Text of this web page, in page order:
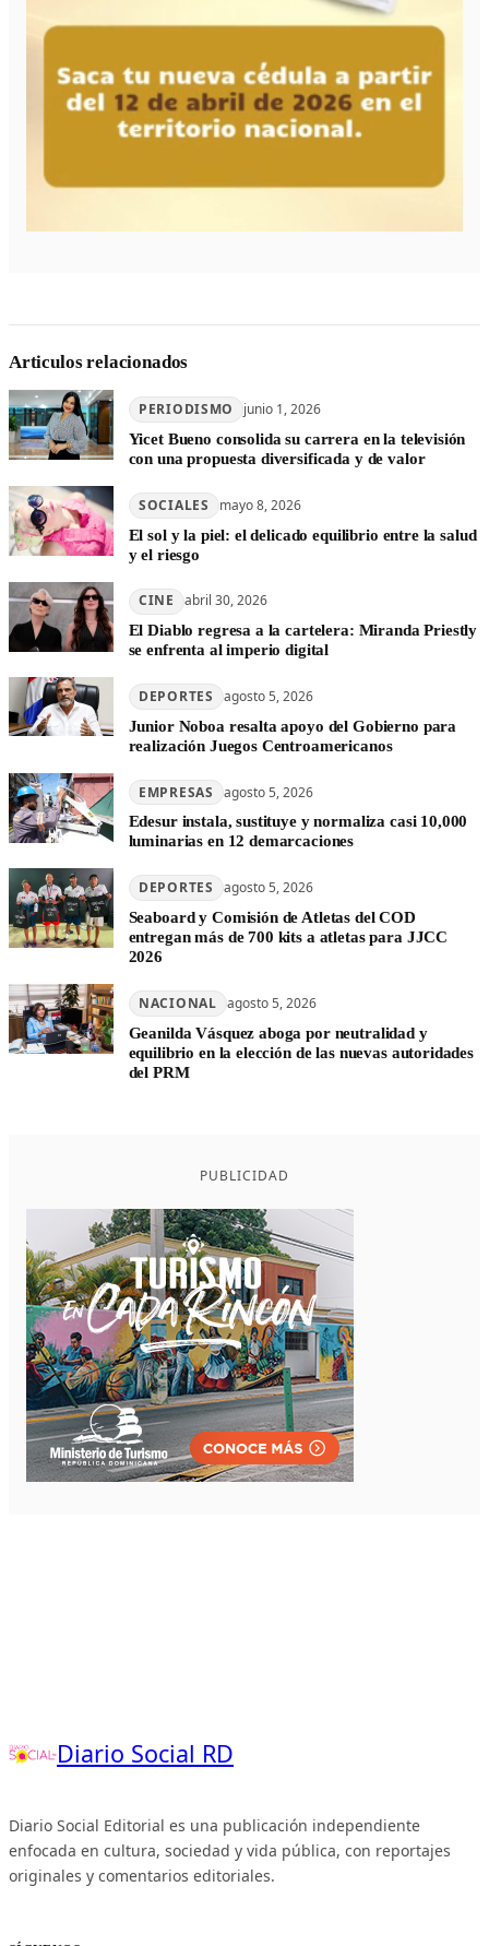
Articulos relacionados
PERIODISMO junio 1, 2026
Yicet Bueno consolida su carrera en la televisión
con una propuesta diversificada y de valor
SOCIALES mayo 8, 2026
El sol y la piel: el delicado equilibrio entre la salud
y el riesgo
CINE abril 30, 2026
El Diablo regresa a la cartelera: Miranda Priestly
se enfrenta al imperio digital
DEPORTES agosto 5, 2026
Junior Noboa resalta apoyo del Gobierno para
realización Juegos Centroamericanos
EMPRESAS agosto 5, 2026
Edesur instala, sustituye y normaliza casi 10,000
luminarias en 12 demarcaciones
DEPORTES agosto 5, 2026
Seaboard y Comisión de Atletas del COD
entregan más de 700 kits a atletas para JJCC
2026
NACIONAL agosto 5, 2026
Geanilda Vásquez aboga por neutralidad y
equilibrio en la elección de las nuevas autoridades
del PRM
PUBLICIDAD
Diario Social RD
Diario Social Editorial es una publicación independiente
enfocada en cultura, sociedad y vida pública, con reportajes
originales y comentarios editoriales.